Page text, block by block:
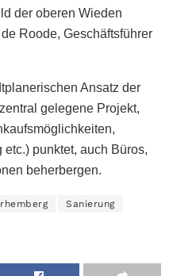
der oberen Wieden
Roode, Geschäftsführer
Ansatz der
gelegene Projekt,
punktet, auch Büros,
beherbergen.
Sanierung